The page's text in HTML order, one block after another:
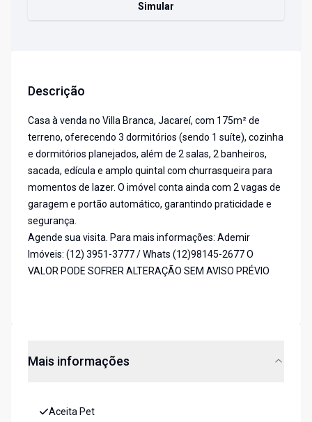
Simular
Descrição
Casa à venda no Villa Branca, Jacareí, com 175m² de
terreno, oferecendo 3 dormitórios (sendo 1 suíte), cozinha
e dormitórios planejados, além de 2 salas, 2 banheiros,
sacada, edícula e amplo quintal com churrasqueira para
momentos de lazer. O imóvel conta ainda com 2 vagas de
garagem e portão automático, garantindo praticidade e
segurança.
Agende sua visita. Para mais informações: Ademir
Imóveis: (12) 3951-3777 / Whats (12)98145-2677 O
VALOR PODE SOFRER ALTERAÇÃO SEM AVISO PRÉVIO
Mais informações
Aceita Pet